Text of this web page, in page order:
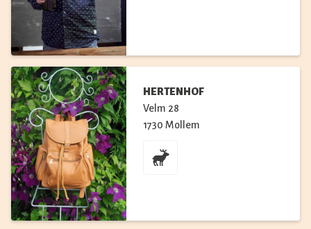
HERTENHOF
Velm 28
1730 Mollem